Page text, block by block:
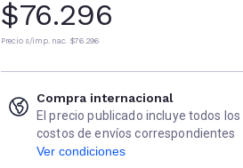
$76.296
Precio s/imp. nac. $76.296
Compra internacional
El precio publicado incluye todos
costos de envíos correspondientes
Ver condiciones